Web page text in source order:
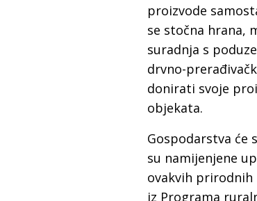
proizvode
se stočna hrana,
suradnja s
drvno-
donirati svoje
objekata.
Gospodarstva će
su namijenjene
ovakvih prirodnih
iz Programa